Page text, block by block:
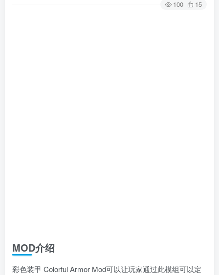
100 15
MOD介绍
彩色装甲 Colorful Armor Mod可以让玩家通过此模组可以定